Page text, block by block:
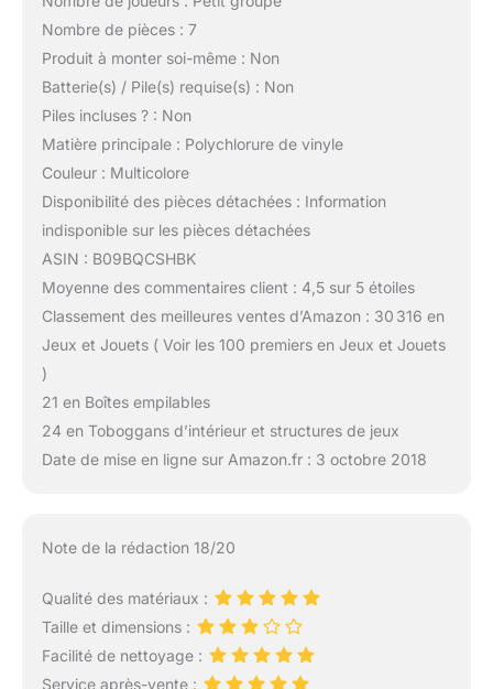
Nombre de pièces : 7
Produit à monter soi-même : Non
Batterie(s) / Pile(s) requise(s) : Non
Piles incluses ? : Non
Matière principale : Polychlorure de vinyle
Couleur : Multicolore
Disponibilité des pièces détachées : Information
indisponible sur les pièces détachées
ASIN : B09BQCSHBK
Moyenne des commentaires client : 4,5 sur 5 étoiles
Classement des meilleures ventes d’Amazon : 30 316 en
Jeux et Jouets ( Voir les 100 premiers en Jeux et Jouets
)
21 en Boîtes empilables
24 en Toboggans d’intérieur et structures de jeux
Date de mise en ligne sur Amazon.fr : 3 octobre 2018
Note de la rédaction 18/20
Qualité des matériaux :
Taille et dimensions :
Facilité de nettoyage :
Service après-vente :